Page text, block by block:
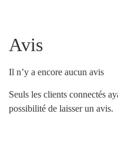
Avis
Il n’y a encore aucun avis
Seuls les clients connectés
possibilité de laisser un avis.